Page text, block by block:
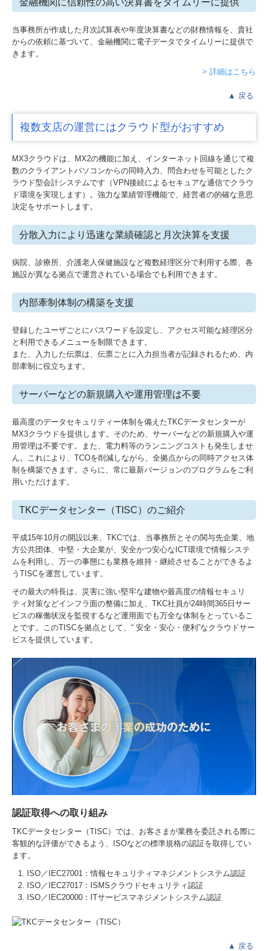
当事務所が作成した月次試算表や年度決算書などの財務情報を、貴社
からの依頼に基づいて、金融機関に電子データでタイムリーに提供で
きます。
> 詳細はこちら
▲ 戻る
複数支店の運営にはクラウド型がおすすめ
MX3クラウドは、MX2の機能に加え、インターネット回線を通じて複
数のクライアントパソコンからの同時入力、問合わせを可能としたク
ラウド型会計システムです（VPN接続によるセキュアな通信でクラウ
ド環境を実現します）。強力な業績管理機能で、経営者の的確な意思
決定をサポートします。
分散入力により迅速な業績確認と月次決算を支援
病院、診療所、介護老人保健施設など複数経理区分で利用する際、各
施設が異なる拠点で運営されている場合でも利用できます。
内部牽制体制の構築を支援
登録したユーザごとにパスワードを設定し、アクセス可能な経理区分
と利用できるメニューを制限できます。
また、入力した伝票は、伝票ごとに入力担当者が記録されるため、内
部牽制に役立ちます。
サーバーなどの新規購入や運用管理は不要
最高度のデータセキュリティー体制を備えたTKCデータセンターが
MX3クラウドを提供します。そのため、サーバーなどの新規購入や運
用管理は不要です。また、電力料等のランニングコストも発生しませ
ん。これにより、TCOを削減しながら、全拠点からの同時アクセス体
制を構築できます。さらに、常に最新バージョンのプログラムをご利
用いただけます。
TKCデータセンター（TISC）のご紹介
平成15年10月の開設以来、TKCでは、当事務所とその関与先企業、地
方公共団体、中堅・大企業が、安全かつ安心なICT環境で情報システ
ムを利用し、万一の事態にも業務を維持・継続させることができるよ
うTISCを運営しています。
その最大の特長は、災害に強い堅牢な建物や最高度の情報セキュリ
ティ対策などインフラ面の整備に加え、TKC社員が24時間365日サー
ビスの稼働状況を監視するなど運用面でも万全な体制をとっているこ
とです。このTISCを拠点として、“ 安全・安心・便利”なクラウドサー
ビスを提供しています。
認証取得への取り組み
TKCデータセンター（TISC）では、お客さまが業務を委託される際に
客観的な評価ができるよう、ISOなどの標準規格の認証を取得してい
ます。
ISO／IEC27001：情報セキュリティマネジメントシステム認証
ISO／IEC27017：ISMSクラウドセキュリティ認証
ISO／IEC20000：ITサービスマネジメントシステム認証
▲ 戻る